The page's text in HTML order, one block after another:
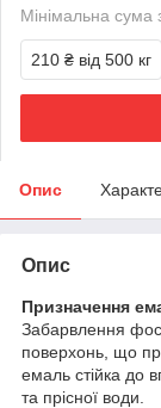
Мінімальна
210 ₴ від 500 кг
Опис
Опис
Призначення
Забарвлення
поверхонь, що
емаль стійка до
та прісної води.